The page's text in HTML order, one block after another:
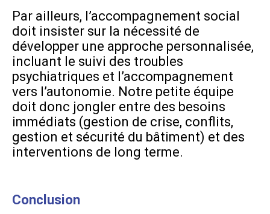
Par ailleurs, l’accompagnement social
doit insister sur la nécessité de
développer une approche personnalisée,
incluant le suivi des troubles
psychiatriques et l’accompagnement
vers l’autonomie. Notre petite équipe
doit donc jongler entre des besoins
immédiats (gestion de crise, conflits,
gestion et sécurité du bâtiment) et des
interventions de long terme.
Conclusion